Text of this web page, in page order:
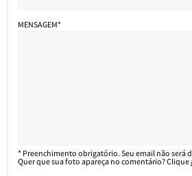
MENSAGEM*
* Preenchimento obrigatório. Seu email não
Quer que sua foto apareça no comentário? Clique